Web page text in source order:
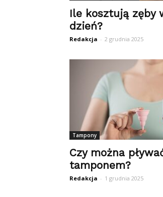
Ile kosztują zęby
dzień?
Redakcja - 2 grudnia 2025
Tampony
Czy można
tamponem?
Redakcja - 1 grudnia 2025